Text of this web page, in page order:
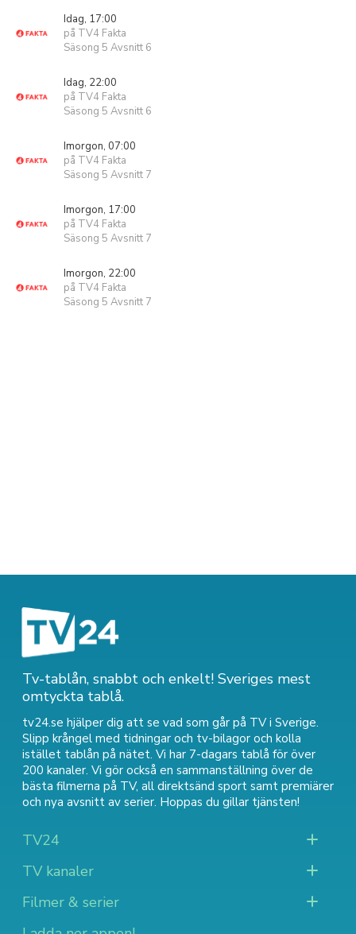
Idag, 17:00
på TV4 Fakta
Säsong 5 Avsnitt 6
Idag, 22:00
på TV4 Fakta
Säsong 5 Avsnitt 6
Imorgon, 07:00
på TV4 Fakta
Säsong 5 Avsnitt 7
Imorgon, 17:00
på TV4 Fakta
Säsong 5 Avsnitt 7
Imorgon, 22:00
på TV4 Fakta
Säsong 5 Avsnitt 7
Tv-tablån, snabbt och enkelt! Sveriges mest
omtyckta tablå.
tv24.se hjälper dig att se vad som går på TV i Sverige.
Slipp krångel med tidningar och tv-bilagor och kolla
istället tablån på nätet. Vi har 7-dagars tablå för över
200 kanaler. Vi gör också en sammanställning över de
bästa filmerna på TV, all direktsänd sport samt premiärer
och nya avsnitt av serier. Hoppas du gillar tjänsten!
TV24
TV kanaler
Filmer & serier